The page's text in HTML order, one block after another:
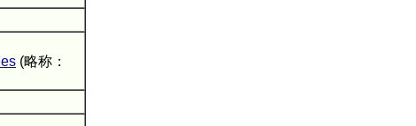
(略称：